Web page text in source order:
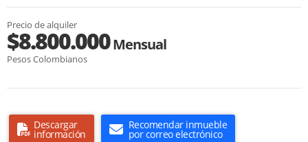
Precio de alquiler
$8.800.000Mensual
Pesos Colombianos
Descargar
información
Recomendar inmueble
por correo electrónico